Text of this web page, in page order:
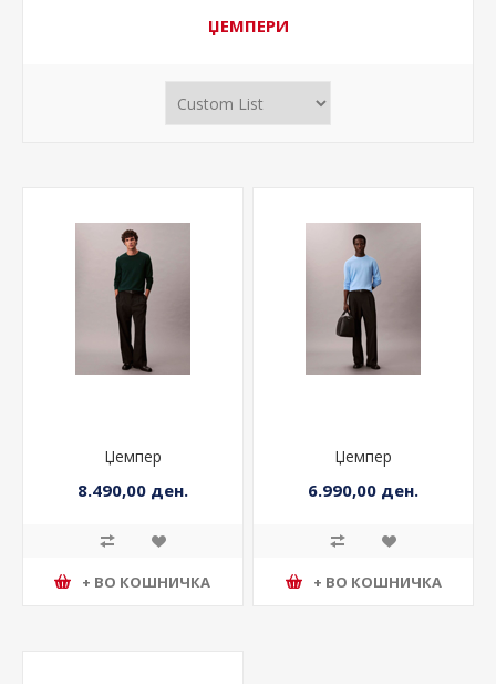
ЏЕМПЕРИ
Џемпер
8.490,00 ден.
+ ВО КОШНИЧКА
Џемпер
6.990,00 ден.
+ ВО КОШНИЧКА